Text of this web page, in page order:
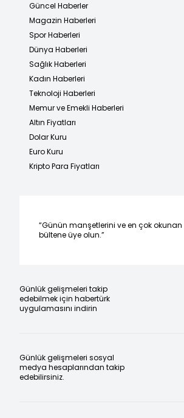
Güncel Haberler
Magazin Haberleri
Spor Haberleri
Dünya Haberleri
Sağlık Haberleri
Kadın Haberleri
Teknoloji Haberleri
Memur ve Emekli Haberleri
Altın Fiyatları
Dolar Kuru
Euro Kuru
Kripto Para Fiyatları
“Günün manşetlerini ve en çok
bültene üye olun.”
Günlük gelişmeleri takip
edebilmek için habertürk
uygulamasını indirin
Günlük gelişmeleri sosyal
medya hesaplarından takip
edebilirsiniz.